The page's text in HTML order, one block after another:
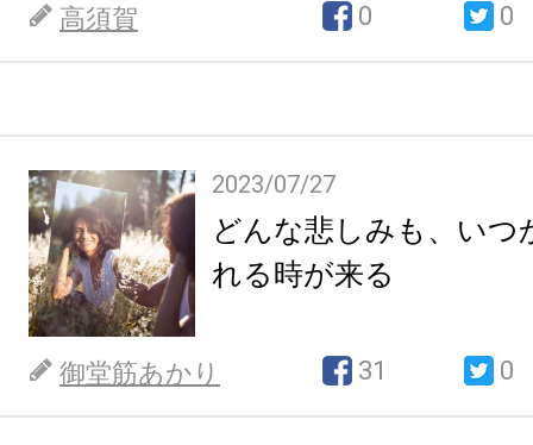
高須賀 0 0
2023/07/27
どんな悲しみも、いつ
れる時が来る
御堂筋あかり 31 0